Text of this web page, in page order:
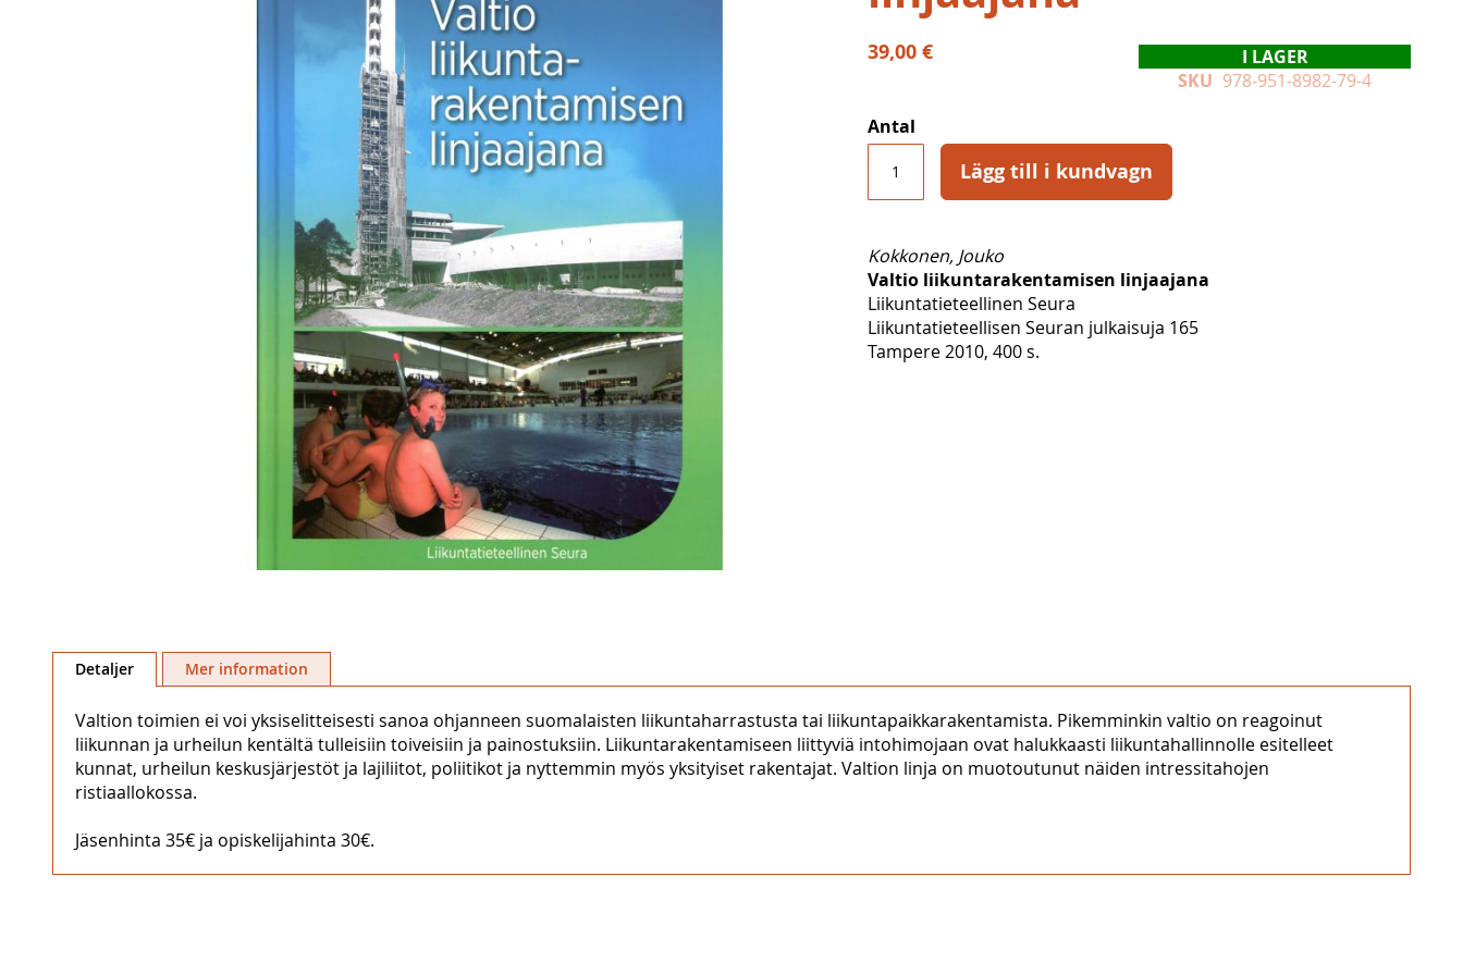
till
bildgalleriet
39,00 €
I LAGER
SKU 978-951-8982-79-4
Antal
Lägg till i kundvagn
Kokkonen, Jouko
Valtio liikuntarakentamisen linjaajana
Liikuntatieteellinen Seura
Liikuntatieteellisen Seuran julkaisuja 165
Tampere 2010, 400 s.
Detaljer
Valtion toimien ei voi yksiselitteisesti sanoa ohjanneen suomalaisten liikuntaharrastusta tai liikuntapaikkarakentamista. Pikemminkin valtio on reagoinut
liikunnan ja urheilun kentältä tulleisiin toiveisiin ja painostuksiin. Liikuntarakentamiseen liittyviä intohimojaan ovat halukkaasti liikuntahallinnolle esitelleet
kunnat, urheilun keskusjärjestöt ja lajiliitot, poliitikot ja nyttemmin myös yksityiset rakentajat. Valtion linja on muotoutunut näiden intressitahojen
ristiaallokossa.
Jäsenhinta 35€ ja opiskelijahinta 30€.
Mer information